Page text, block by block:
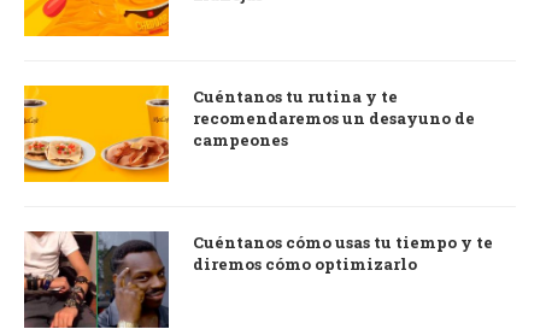
Cuéntanos tu rutina y te
recomendaremos un desayuno de
campeones
Cuéntanos cómo usas tu tiempo y te
diremos cómo optimizarlo